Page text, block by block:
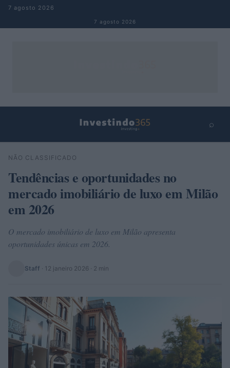
Pular para o conteúdo
7 agosto 2026
7 agosto 2026
⌕
Buscar
NÃO CLASSIFICADO
Tendências e oportunidades no
mercado imobiliário de luxo em Milão
em 2026
O mercado imobiliário de luxo em Milão apresenta
oportunidades únicas em 2026.
Staff · 12 janeiro 2026 · 2 min